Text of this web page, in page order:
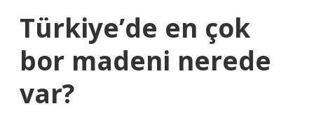
Türkiye’de en çok
bor madeni nerede
var?